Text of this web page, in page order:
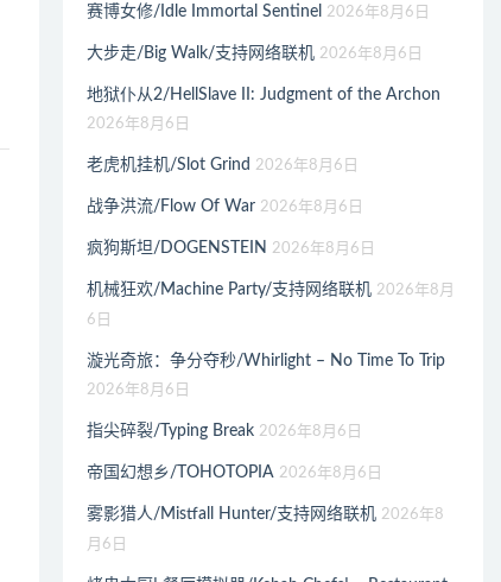
赛博女修/Idle Immortal Sentinel 2026年8月6日
大步走/Big Walk/支持网络联机 2026年8月6日
地狱仆从2/HellSlave II: Judgment of the Archon
2026年8月6日
老虎机挂机/Slot Grind 2026年8月6日
战争洪流/Flow Of War 2026年8月6日
疯狗斯坦/DOGENSTEIN 2026年8月6日
机械狂欢/Machine Party/支持网络联机 2026年8月
6日
漩光奇旅：争分夺秒/Whirlight – No Time To Trip
2026年8月6日
指尖碎裂/Typing Break 2026年8月6日
帝国幻想乡/TOHOTOPIA 2026年8月6日
雾影猎人/Mistfall Hunter/支持网络联机 2026年8
月6日